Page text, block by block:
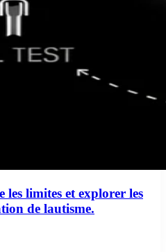
limites et explorer les
de lautisme.